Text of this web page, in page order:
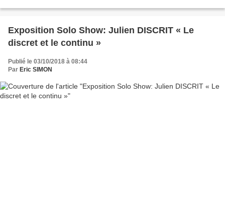
Exposition Solo Show: Julien DISCRIT « Le
discret et le continu »
Publié le 03/10/2018 à 08:44
Par Eric SIMON